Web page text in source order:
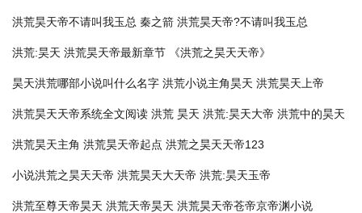
洪荒昊天帝不请叫我玉总 秦之箭 洪荒昊天帝?不请叫我玉总
洪荒:昊天 洪荒昊天帝最新章节 《洪荒之昊天天帝》
昊天洪荒哪部小说叫什么名字 洪荒小说主角昊天 洪荒昊天上帝
洪荒昊天天帝系统全文阅读 洪荒 昊天 洪荒:昊天大帝 洪荒中的昊天
洪荒昊天主角 洪荒昊天帝起点 洪荒之昊天天帝123
小说洪荒之昊天天帝 洪荒昊天大天帝 洪荒:昊天玉帝
洪荒至尊天帝昊天 洪荒天帝昊天 洪荒昊天帝苍帝京帝渊小说